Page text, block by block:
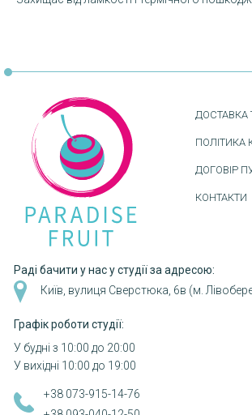
ДОСТАВКА
ПОЛІТИКА
ДОГОВІР
КОНТАКТИ
Раді бачити у нас у студії за адресою:
Київ, вулиця Сверстюка, 6в (м.
Графік роботи студії:
У будні з 10:00 до 20:00
У вихідні 10:00 до 19:00
+38 073-915-14-76